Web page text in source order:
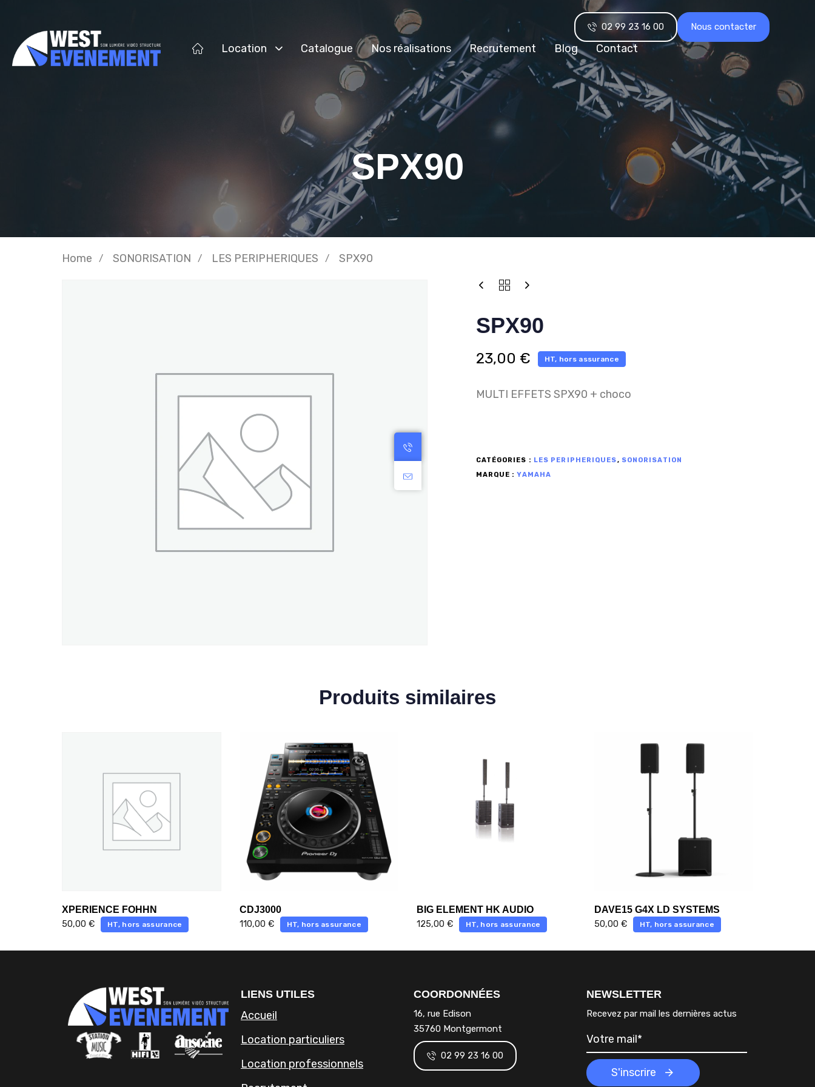
Location Catalogue Nos réalisations Recrutement Blog Contact
02 99 23 16 00 Nous contacter
SPX90
Home SONORISATION LES PERIPHERIQUES SPX90
SPX90
23,00 € HT, hors assurance
MULTI EFFETS SPX90 + choco
CATÉGORIES : LES PERIPHERIQUES, SONORISATION
MARQUE :YAMAHA
Produits similaires
XPERIENCE FOHHN
50,00 € HT, hors assurance
CDJ3000
110,00 € HT, hors assurance
BIG ELEMENT HK AUDIO
125,00 € HT, hors assurance
DAVE15 G4X LD SYSTEMS
50,00 € HT, hors assurance
LIENS UTILES
Accueil
Location particuliers
Location professionnels
COORDONNÉES
16, rue Edison
35760 Montgermont
02 99 23 16 00
NEWSLETTER
Recevez par mail les dernières actus
S'inscrire